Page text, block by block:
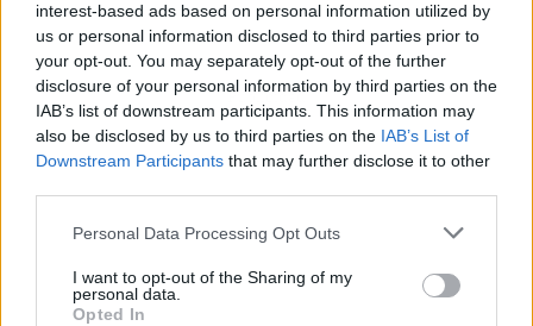
interest-based ads based on personal information utilized by
us or personal information disclosed to third parties prior to
your opt-out. You may separately opt-out of the further
disclosure of your personal information by third parties on the
IAB’s list of downstream participants. This information may
also be disclosed by us to third parties on the IAB’s List of
Downstream Participants that may further disclose it to other
Personal Data Processing Opt Outs
I want to opt-out of the Sharing of my
personal data.
Opted In
Publicidad